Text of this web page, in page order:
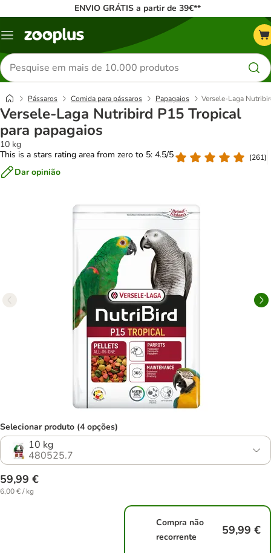
ENVIO GRÁTIS a partir de 39€**
Menu
Pesquisar
produtos
Pássaros Comida para pássaros Papagaios Versele-Laga
Versele-Laga Nutribird P15 Tropical
para papagaios
10 kg
This is a stars rating area from zero to 5: 4.5/5
(261)
Dar opinião
Selecionar produto (4 opções)
10 kg
480525.7
59,99 €
6,00 € / kg
Compra não
recorrente
59,99 €